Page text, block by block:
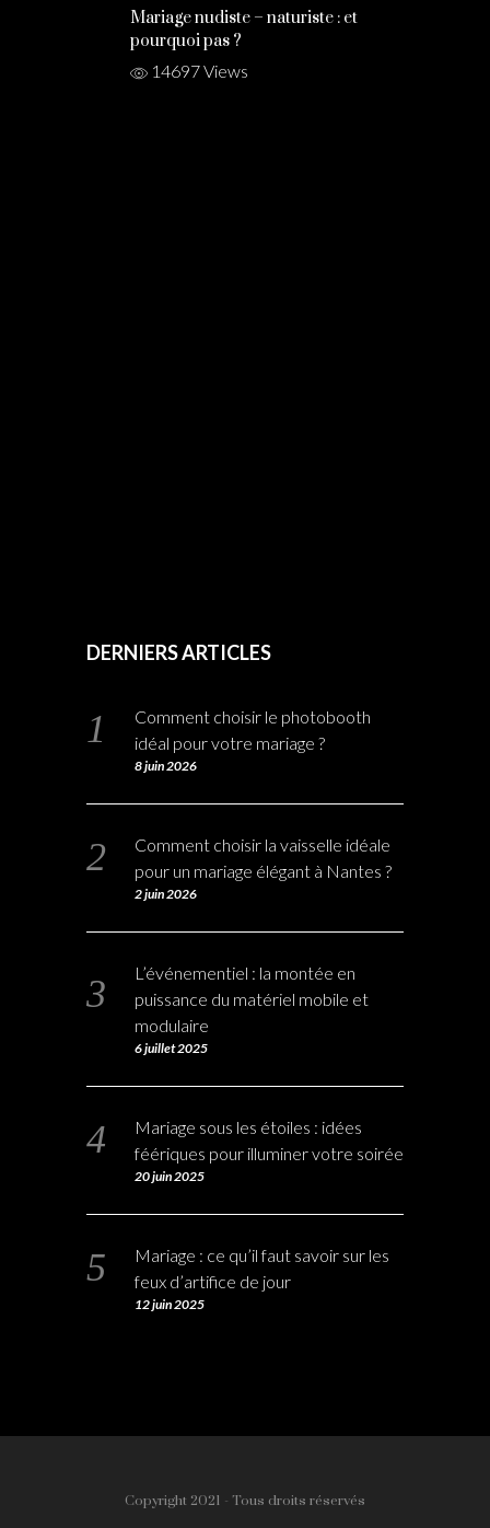
Mariage nudiste – naturiste : et
pourquoi pas ?
14697 Views
DERNIERS ARTICLES
Comment choisir le photobooth
idéal pour votre mariage ?
8 juin 2026
Comment choisir la vaisselle idéale
pour un mariage élégant à Nantes ?
2 juin 2026
L’événementiel : la montée en
puissance du matériel mobile et
modulaire
6 juillet 2025
Mariage sous les étoiles : idées
féériques pour illuminer votre soirée
20 juin 2025
Mariage : ce qu’il faut savoir sur les
feux d’artifice de jour
12 juin 2025
Copyright 2021 - Tous droits réservés